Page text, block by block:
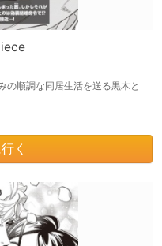
の順調な同居生活を送る黒木と
く